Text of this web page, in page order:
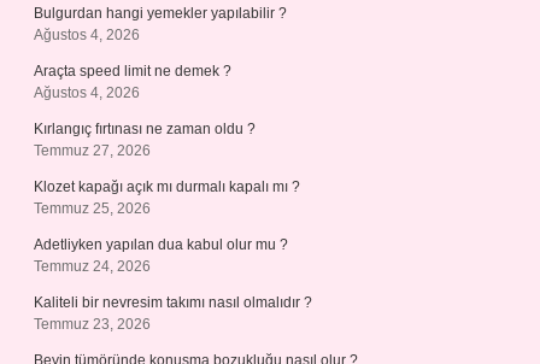
Bulgurdan hangi yemekler yapılabilir ?
Ağustos 4, 2026
Araçta speed limit ne demek ?
Ağustos 4, 2026
Kırlangıç fırtınası ne zaman oldu ?
Temmuz 27, 2026
Klozet kapağı açık mı durmalı kapalı mı ?
Temmuz 25, 2026
Adetliyken yapılan dua kabul olur mu ?
Temmuz 24, 2026
Kaliteli bir nevresim takımı nasıl olmalıdır ?
Temmuz 23, 2026
Beyin tümöründe konuşma bozukluğu nasıl olur ?